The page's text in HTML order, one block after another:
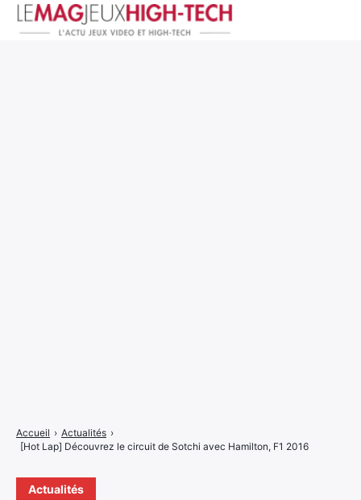
Actualités
Accueil › Actualités ›
[Hot Lap] Découvrez le circuit de Sotchi avec Hamilton, F1 2016